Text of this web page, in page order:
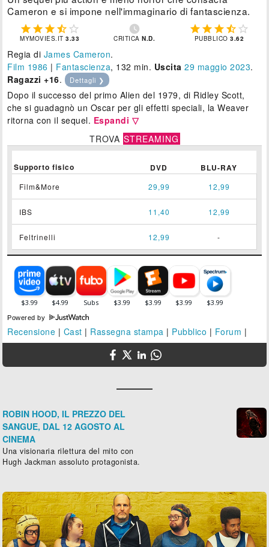
Cameron e si impone nell'immaginario di fantascienza.
    
MYMOVIES.IT3.33

CRITICAN.D.
    
PUBBLICO3.62
Regia di James Cameron.
Film 1986 | Fantascienza, 132 min. Uscita 29 maggio 2023.
Ragazzi +16. Dettagli ❯
Dopo il successo del primo Alien del 1979, di Ridley Scott,
che si guadagnò un Oscar per gli effetti speciali, la Weaver
ritorna con il sequel. Espandi ▽
TROVA STREAMING
Supporto fisico DVD BLU-RAY
Film&More 29,99 12,99
IBS 11,40 12,99
Feltrinelli 12,99 -
Powered by
Recensione | Cast | Rassegna stampa | Pubblico | Forum |
ROBIN HOOD, IL PREZZO DEL
SANGUE, DAL 12 AGOSTO AL
CINEMA
Una visionaria rilettura del mito con
Hugh Jackman assoluto protagonista.